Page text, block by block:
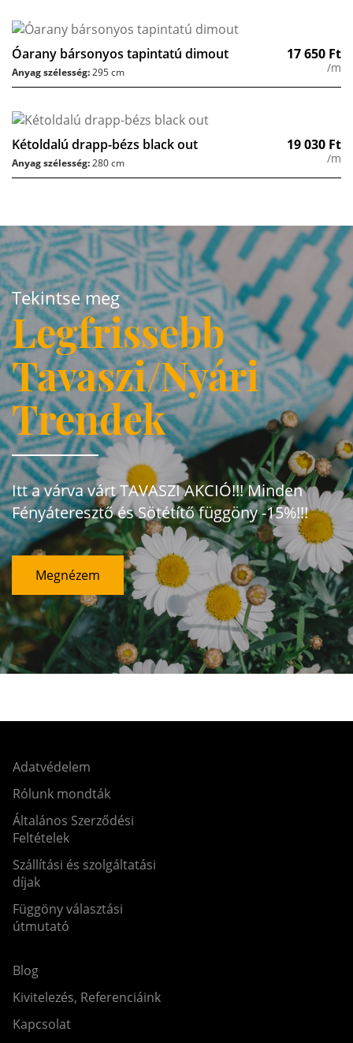
Óarany bársonyos tapintatú dimout 17 650 Ft
/m
Anyag szélesség:295 cm
Kétoldalú drapp-bézs black out 19 030 Ft
/m
Anyag szélesség:280 cm
Tekintse meg
Legfrissebb
Tavaszi/Nyári
Trendek
Itt a várva várt TAVASZI AKCIÓ!!! Minden
Fényáteresztő és Sötétítő függöny -15%!!!
Megnézem
Adatvédelem
Rólunk mondták
Általános Szerződési
Feltételek
Szállítási és szolgáltatási
díjak
Függöny választási
útmutató
Blog
Kivitelezés, Referenciáink
Kapcsolat